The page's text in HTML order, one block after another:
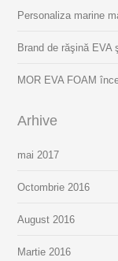
Personaliza marine
Brand de răşină EVA
MOR EVA FOAM
Arhive
mai 2017
Octombrie 2016
August 2016
Martie 2016